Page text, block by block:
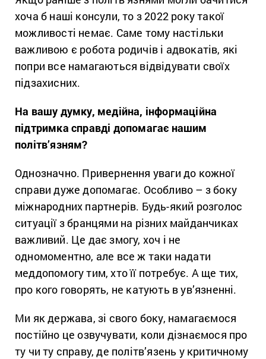
хоча б наші консули, то з 2022 року такої
можливості немає. Саме тому настільки
важливою є робота родичів і адвокатів, які
попри все намагаються відвідувати своїх
підзахисних.
На вашу думку, медійна, інформаційна
підтримка справді допомагає нашим
політв’язням?
Однозначно. Привернення уваги до кожної
справи дуже допомагає. Особливо – з боку
міжнародних партнерів. Будь-який розголос
ситуації з бранцями на різних майданчиках
важливий. Це дає змогу, хоч і не
одномоментно, але все ж таки надати
меддопомогу тим, хто її потребує. А ще тих,
про кого говорять, не катують в ув’язненні.
Ми як держава, зі свого боку, намагаємося
постійно це озвучувати, коли дізнаємося про
ту чи ту справу, де політв’язень у критичному